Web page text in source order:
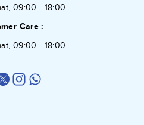
09:00 - 18:00
Care :
09:00 - 18:00